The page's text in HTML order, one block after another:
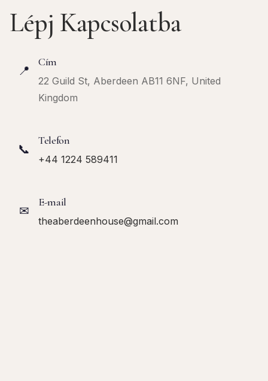
Lépj Kapcsolatba
📍
Cím
22 Guild St, Aberdeen AB11 6NF, United
Kingdom
📞
Telefon
+44 1224 589411
✉
E-mail
theaberdeenhouse@gmail.com